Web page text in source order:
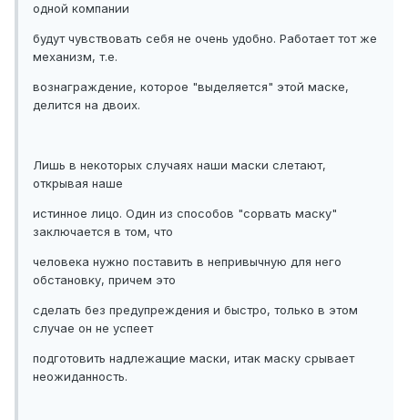
одной компании
будут чувствовать себя не очень удобно. Работает тот же
механизм, т.е.
вознаграждение, которое "выделяется" этой маске,
делится на двоих.
Лишь в некоторых случаях наши маски слетают,
открывая наше
истинное лицо. Один из способов "сорвать маску"
заключается в том, что
человека нужно поставить в непривычную для него
обстановку, причем это
сделать без предупреждения и быстро, только в этом
случае он не успеет
подготовить надлежащие маски, итак маску срывает
неожиданность.